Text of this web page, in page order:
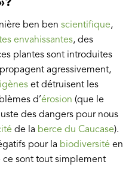
ben ben scientifique,
envahissantes, des
plantes sont introduites
agressivement,
et détruisent les
d’érosion (que le
des dangers pour nous
de la berce du Caucase).
pour la biodiversité en
sont tout simplement